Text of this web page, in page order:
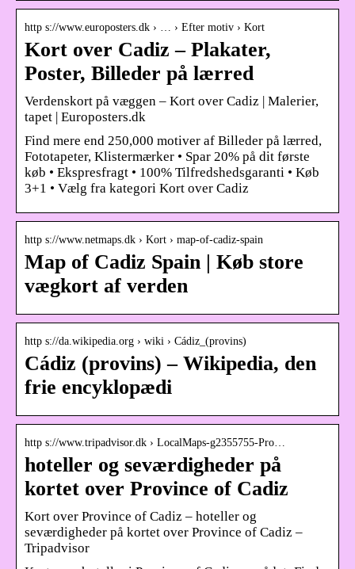
http s://www.europosters.dk › … › Efter motiv › Kort
Kort over Cadiz – Plakater,
Poster, Billeder på lærred
Verdenskort på væggen – Kort over Cadiz | Malerier,
tapet | Europosters.dk
Find mere end 250,000 motiver af Billeder på lærred,
Fototapeter, Klistermærker • Spar 20% på dit første
køb • Ekspresfragt • 100% Tilfredshedsgaranti • Køb
3+1 • Vælg fra kategori Kort over Cadiz
http s://www.netmaps.dk › Kort › map-of-cadiz-spain
Map of Cadiz Spain | Køb store
vægkort af verden
http s://da.wikipedia.org › wiki › Cádiz_(provins)
Cádiz (provins) – Wikipedia, den
frie encyklopædi
http s://www.tripadvisor.dk › LocalMaps-g2355755-Pro…
hoteller og seværdigheder på
kortet over Province of Cadiz
Kort over Province of Cadiz – hoteller og
seværdigheder på kortet over Province of Cadiz –
Tripadvisor